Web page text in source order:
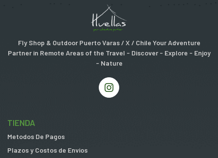
Fly Shop & Outdoor Puerto Varas / X / Chile Your Adventure
Partner in Remote Areas of the Travel - Discover - Explore - Enjoy
- Nature
TIENDA
Metodos De Pagos
Plazos y Costos de Envios